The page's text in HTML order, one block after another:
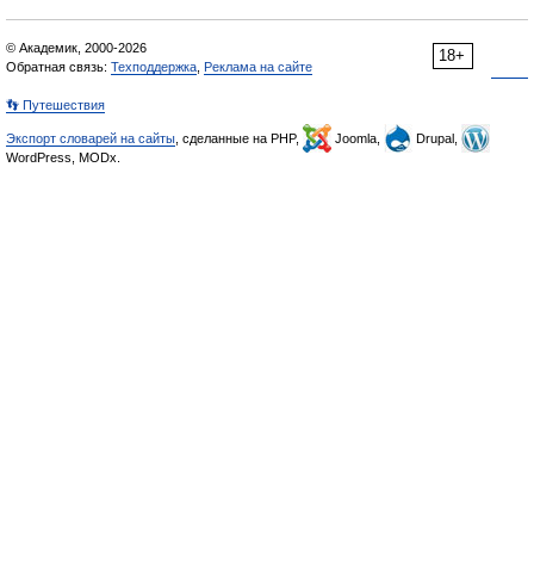
18+
© Академик, 2000-2026
Обратная связь: Техподдержка Реклама на сайте
👣 Путешествия
Экспорт словарей на сайты , сделанные на PHP, Joomla,
Drupal,
WordPress, MODx.